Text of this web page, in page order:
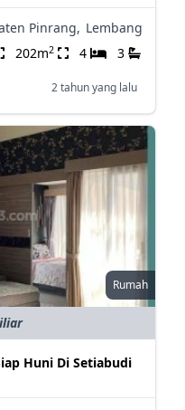
Pinrang, Lembang
202m2 4 3
2 tahun yang lalu
Rumah
Huni Di Setiabudi